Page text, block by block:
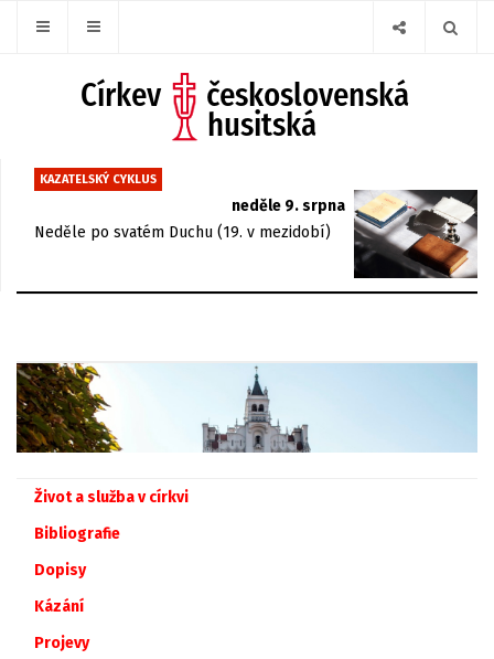
KAZATELSKÝ CYKLUS
neděle 9. srpna
Neděle po svatém Duchu (19. v mezidobí)
Život a služba v církvi
Bibliografie
Dopisy
Kázání
Projevy